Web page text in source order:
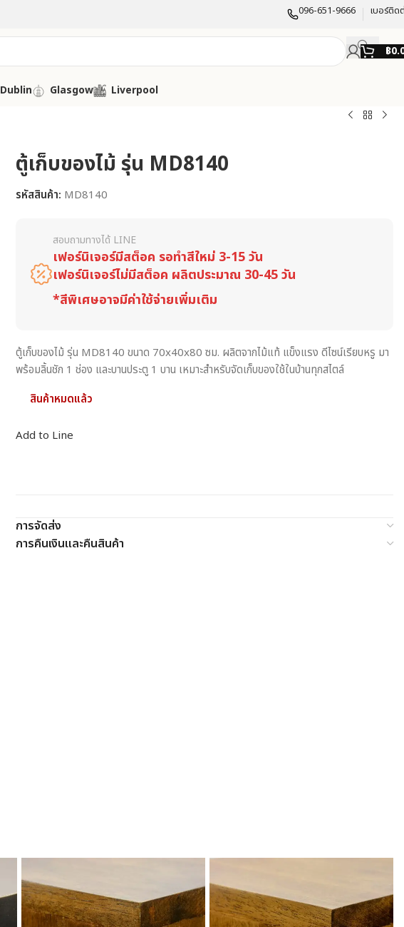
096-651-9666 เบอร์ติด
฿
Dublin Glasgow Liverpool
ตู้เก็บของไม้ รุ่น MD8140
รหัสสินค้า: MD8140
สอบถามทางได้ LINE
เฟอร์นิเจอร์มีสต็อค รอทำสีใหม่ 3-15 วัน
เฟอร์นิเจอร์ไม่มีสต็อค ผลิตประมาณ 30-45 วัน
*สีพิเศษอาจมีค่าใช้จ่ายเพิ่มเติม
ตู้เก็บของไม้ รุ่น MD8140 ขนาด 70x40x80 ซม. ผลิตจากไม้แท้ แข็งแรง ดีไซน์เรียบหรู มา
พร้อมลิ้นชัก 1 ช่อง และบานประตู 1 บาน เหมาะสำหรับจัดเก็บของใช้ในบ้านทุกสไตล์
สินค้าหมดแล้ว
Add to Line
การจัดส่ง
การคืนเงินและคืนสินค้า